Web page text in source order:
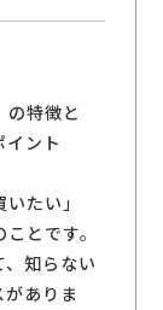
特徴と
ント
たい」
とです。
知らない
ありま